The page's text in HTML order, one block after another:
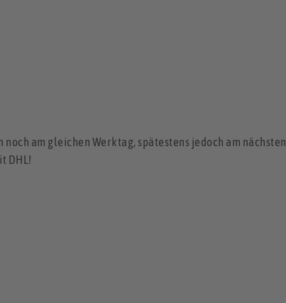
am gleichen Werktag, spätestens jedoch am nächsten
DHL!